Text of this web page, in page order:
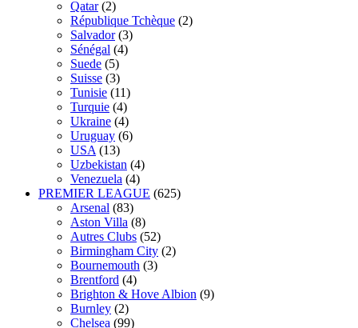
Qatar (2)
République Tchèque (2)
Salvador (3)
Sénégal (4)
Suede (5)
Suisse (3)
Tunisie (11)
Turquie (4)
Ukraine (4)
Uruguay (6)
USA (13)
Uzbekistan (4)
Venezuela (4)
PREMIER LEAGUE (625)
Arsenal (83)
Aston Villa (8)
Autres Clubs (52)
Birmingham City (2)
Bournemouth (3)
Brentford (4)
Brighton & Hove Albion (9)
Burnley (2)
Chelsea (99)